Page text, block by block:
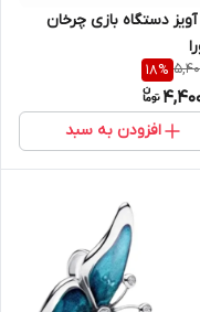
دستگاه بازی چرخان
18%
افزودن به سبد